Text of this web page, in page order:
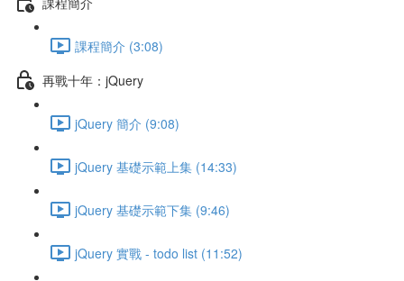
課程簡介 (3:08)
再戰十年：jQuery
jQuery 簡介 (9:08)
jQuery 基礎示範上集 (14:33)
jQuery 基礎示範下集 (9:46)
jQuery 實戰 - todo list (11:52)